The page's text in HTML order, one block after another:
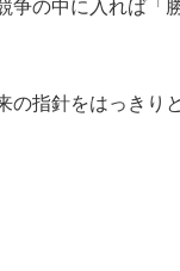
の中に入れば「
指針をはっきり